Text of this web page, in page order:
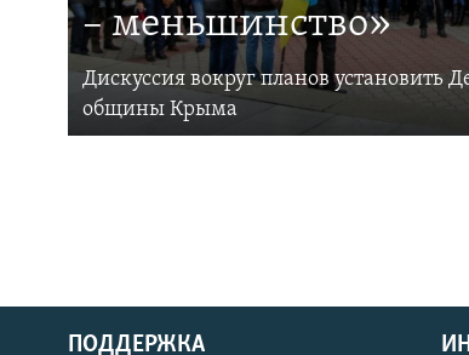
– меньшинство»
Дискуссия вокруг планов установить
общины Крыма
ПОДДЕРЖКА